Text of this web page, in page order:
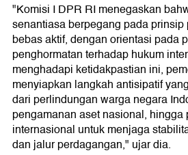
"Komisi I DPR RI menegaskan
senantiasa berpegang pada
bebas aktif, dengan orientasi pada
penghormatan terhadap hukum
menghadapi ketidakpastian ini,
menyiapkan langkah antisipatif
dari perlindungan warga negara
pengamanan aset nasional,
internasional untuk menjaga
dan jalur perdagangan," ujar dia.